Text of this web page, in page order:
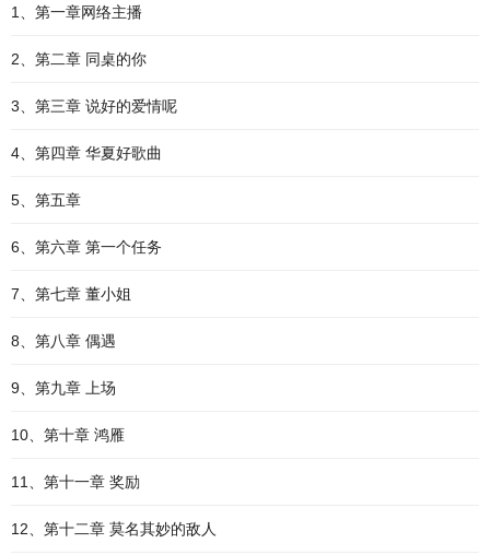
1、第一章网络主播
2、第二章 同桌的你
3、第三章 说好的爱情呢
4、第四章 华夏好歌曲
5、第五章
6、第六章 第一个任务
7、第七章 董小姐
8、第八章 偶遇
9、第九章 上场
10、第十章 鸿雁
11、第十一章 奖励
12、第十二章 莫名其妙的敌人